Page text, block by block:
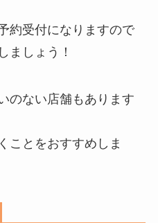
約受付になりますので
ましょう！
のない店舗もあります
ことをおすすめしま